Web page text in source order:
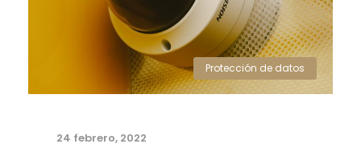
Protección de datos
24 febrero, 2022